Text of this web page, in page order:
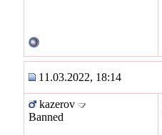
11.03.2022, 18:14
kazerov
Banned